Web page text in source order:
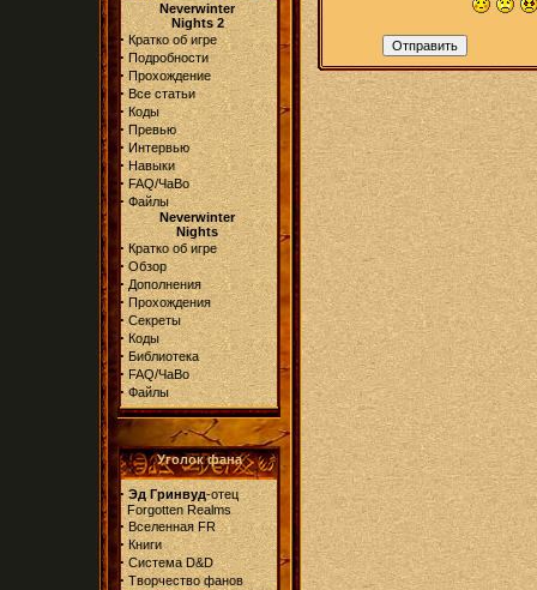
Neverwinter
Nights 2
· Кратко об игре
· Подробности
· Прохождение
· Все статьи
· Коды
· Превью
· Интервью
· Навыки
· FAQ/ЧаВо
· Файлы
Neverwinter
Nights
· Кратко об игре
· Обзор
· Дополнения
· Прохождения
· Секреты
· Коды
· Библиотека
· FAQ/ЧаВо
· Файлы
Уголок фана
· Эд Гринвуд-отец
Forgotten Realms
· Вселенная FR
· Книги
· Система D&D
· Творчество фанов